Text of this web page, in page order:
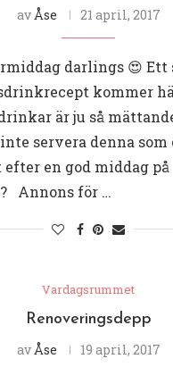
avÅse 21 april, 2017
darlings 😍 Ett
kommer
är ju så
servera denna som
efter en god middag på
Annons för …
Vardagsrummet
Renoveringsdepp
avÅse 19 april, 2017